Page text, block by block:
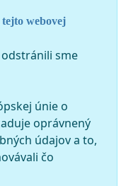
webovej
sme
únie o
oprávnený
údajov a to,
čo